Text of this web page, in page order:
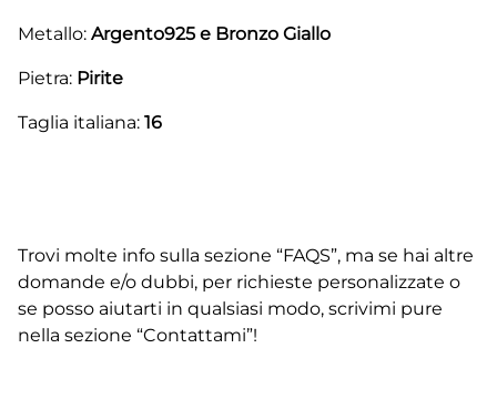
Metallo: Argento925 e Bronzo Giallo
Pietra: Pirite
Taglia italiana: 16
Trovi molte info sulla sezione “FAQS”, ma se hai altre
domande e/o dubbi, per richieste personalizzate o
se posso aiutarti in qualsiasi modo, scrivimi pure
nella sezione “Contattami”!